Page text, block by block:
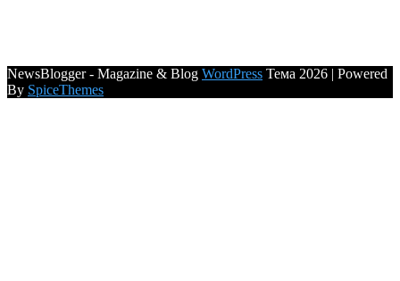
NewsBlogger - Magazine & Blog WordPress Тема 2026 | Powered
By SpiceThemes